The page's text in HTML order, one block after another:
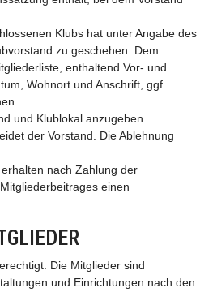
Klubs hat unter Angabe des
zu geschehen. Dem
enthaltend Vor- und
Wohnort und Anschrift, ggf.
und Klublokal anzugeben.
der Vorstand. Die Ablehnung
nach Zahlung der
einen
Die Mitglieder sind
und Einrichtungen nach den